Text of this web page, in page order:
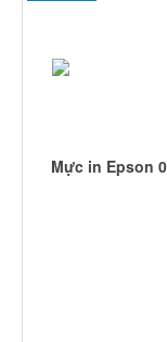
Mực in Epson